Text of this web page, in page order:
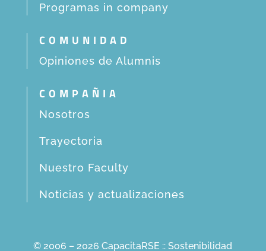
Programas in company
COMUNIDAD
Opiniones de Alumnis
COMPAÑIA
Nosotros
Trayectoria
Nuestro Faculty
Noticias y actualizaciones
© 2006 – 2026 CapacitaRSE :: Sostenibilidad